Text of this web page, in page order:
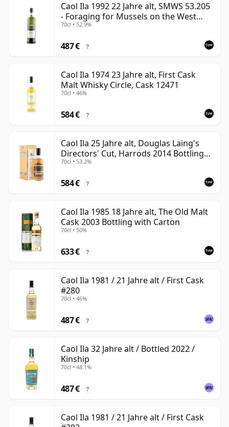
Caol Ila 1992 22 Jahre alt, SMWS 53.205
- Foraging for Mussels on the West
Coast
70cl • 52.9%
487 € ?
Caol Ila 1974 23 Jahre alt, First Cask
Malt Whisky Circle, Cask 12471
70cl • 46%
584 € ?
Caol Ila 25 Jahre alt, Douglas Laing's
Directors' Cut, Harrods 2014 Bottling
with Box
70cl • 53.2%
584 € ?
Caol Ila 1985 18 Jahre alt, The Old Malt
Cask 2003 Bottling with Carton
70cl • 50%
633 € ?
Caol Ila 1981 / 21 Jahre alt / First Cask
#280
70cl • 46%
487 € ?
Caol Ila 32 Jahre alt / Bottled 2022 /
Kinship
70cl • 48.1%
487 € ?
Caol Ila 1981 / 21 Jahre alt / First Cask